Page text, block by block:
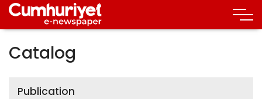
Catalog
Publication